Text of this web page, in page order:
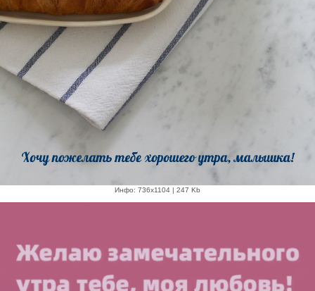
Инфо: 736х1104 | 247 Kb